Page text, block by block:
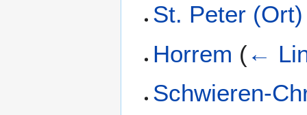
St. Peter (Ort)
Horrem (←
Schwieren-